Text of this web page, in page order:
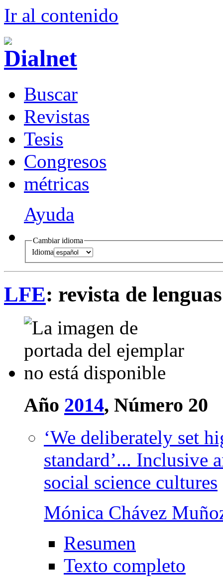
Ir al contenido
Buscar
Revistas
Tesis
Congresos
métricas
Ayuda
Cambiar idioma
Idioma
LFE: revista de
Año 2014, Número 20
‘We deliberately set
standard’... Inclusive
social science cultures
Mónica Chávez
Resumen
Texto completo